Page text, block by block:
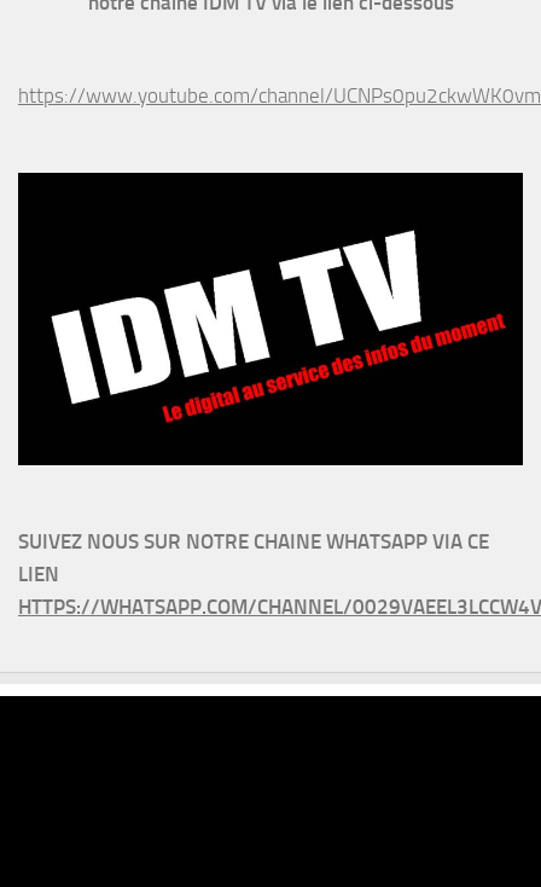
https://www.youtube.com/channel/
SUIVEZ NOUS SUR NOTRE CHAINE WHATSAPP VIA CE
LIEN
HTTPS://WHATSAPP.COM/CHANNEL/